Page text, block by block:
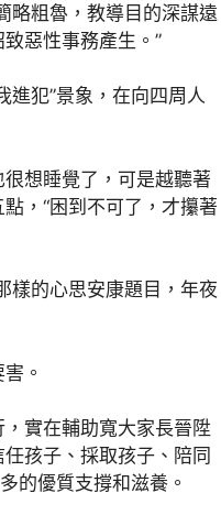
略粗魯，教導目的深謀遠
惡性事務產生。”
進犯”景象，在向四周人
想睡覺了，可是越聽著
，“困到不可了，才攥著
樣的心思安康題目，年夜
。
實在輔助寬大家長晉陞
孩子、採取孩子、陪同
的優質支撐和滋養。